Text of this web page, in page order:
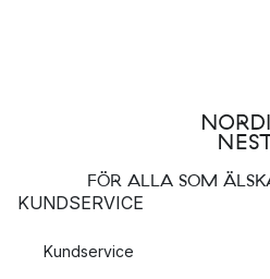
FÖR ALLA SOM
KUNDSERVICE
Kundservice